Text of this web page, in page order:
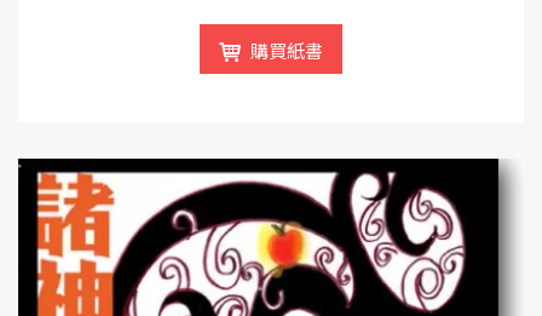
購買紙書